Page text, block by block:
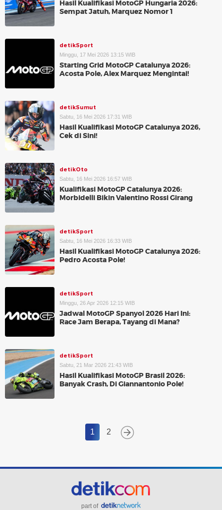
Hasil Kualifikasi MotoGP Hungaria 2026:
Sempat Jatuh, Marquez Nomor 1
detikSport
Minggu, 17 Mei 2026 13:15 WIB
Starting Grid MotoGP Catalunya 2026:
Acosta Pole, Alex Marquez Mengintai!
detikSumut
Sabtu, 16 Mei 2026 17:31 WIB
Hasil Kualifikasi MotoGP Catalunya 2026,
Cek di Sini!
detikOto
Sabtu, 16 Mei 2026 16:57 WIB
Kualifikasi MotoGP Catalunya 2026:
Morbidelli Bikin Valentino Rossi Girang
detikSport
Sabtu, 16 Mei 2026 16:33 WIB
Hasil Kualifikasi MotoGP Catalunya 2026:
Pedro Acosta Pole!
detikSport
Minggu, 26 Apr 2026 12:15 WIB
Jadwal MotoGP Spanyol 2026 Hari Ini:
Race Jam Berapa, Tayang di Mana?
detikSport
Sabtu, 21 Mar 2026 21:43 WIB
Hasil Kualifikasi MotoGP Brasil 2026:
Banyak Crash, Di Giannantonio Pole!
1 2
part of